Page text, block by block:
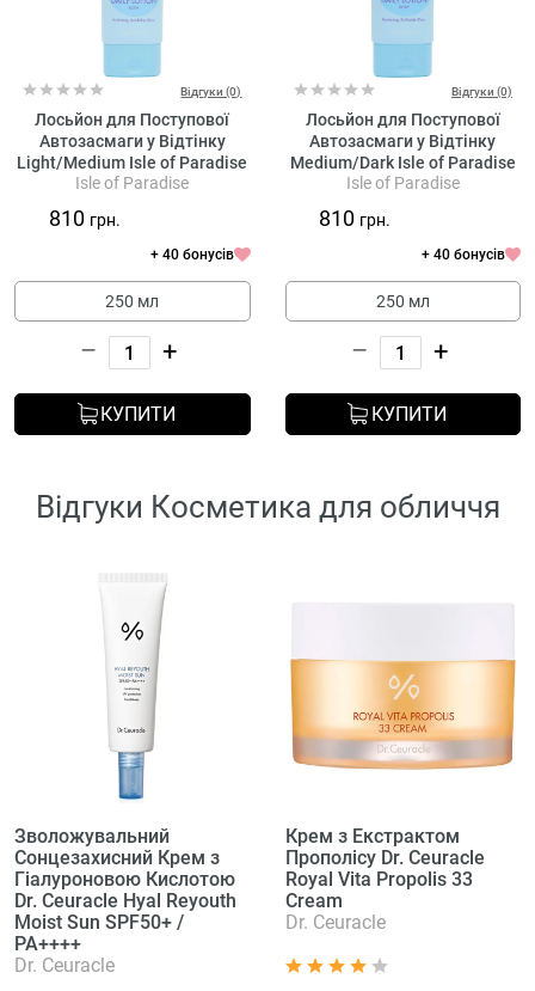
Відгуки (0)
Лосьйон для Поступової
Автозасмаги у Відтінку
Light/Medium Isle of Paradise
Gradual Daily Lotion Body
Isle of Paradise
810 грн.
+ 40 бонусів
250 мл
– +
КУПИТИ
Відгуки (0)
Лосьйон для Поступової
Автозасмаги у Відтінку
Medium/Dark Isle of Paradise
Gradual Daily Lotion Body
Isle of Paradise
810 грн.
+ 40 бонусів
250 мл
– +
КУПИТИ
Відгуки Косметика для обличчя
Зволожувальний
Сонцезахисний Крем з
Гіалуроновою Кислотою
Dr. Ceuracle Hyal Reyouth
Moist Sun SPF50+ /
PA++++
Dr. Ceuracle
Крем з Екстрактом
Прополісу Dr. Ceuracle
Royal Vita Propolis 33
Cream
Dr. Ceuracle